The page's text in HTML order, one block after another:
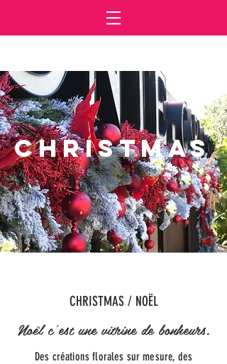
CHRISTMAS
CHRISTMAS / NOËL
Noël c'est une vitrine de bonheurs.
Des créations florales sur mesure, des